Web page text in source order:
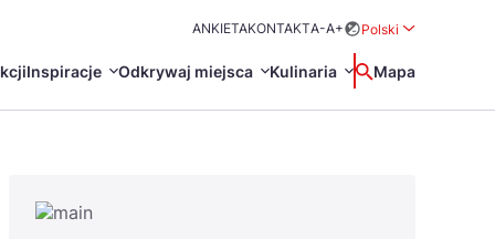
ANKIETAKONTAKTA-A+
Polski
Inspiracje Odkrywaj miejsca Kulinaria Wyszukaj
Mapa